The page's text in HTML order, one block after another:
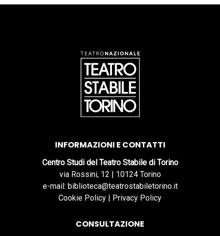
INFORMAZIONI E CONTATTI
Centro Studi del Teatro Stabile di Torino
via Rossini, 12 | 10124 Torino
e-mail: biblioteca@teatrostabiletorino.it
Cookie Policy | Privacy Policy
CONSULTAZIONE